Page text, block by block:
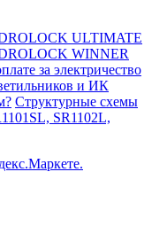
ULTIMATE
WINNER
за электричество
и ИК
Структурные схемы
SR1102L,